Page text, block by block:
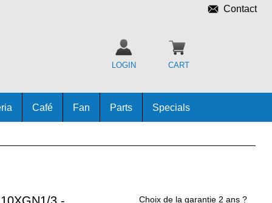
Contact
LOGIN CART
Café Fan Parts Specials
Choix de la garantie 2 ans ?